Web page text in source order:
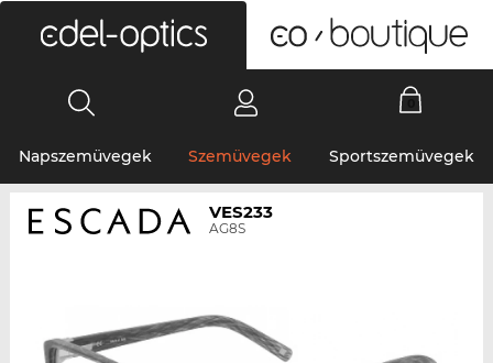
Napszemüvegek Szemüvegek Sportszemüvegek
VES233
AG8S